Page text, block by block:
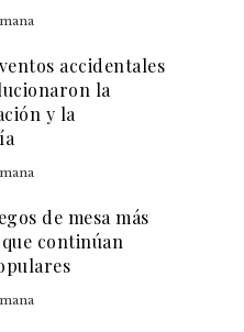
accidentales
la
y la
de mesa más
continúan